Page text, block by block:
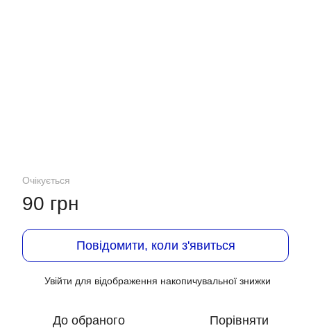
Очікується
90 грн
Повідомити, коли з'явиться
Увійти для відображення накопичувальної знижки
До обраного Порівняти